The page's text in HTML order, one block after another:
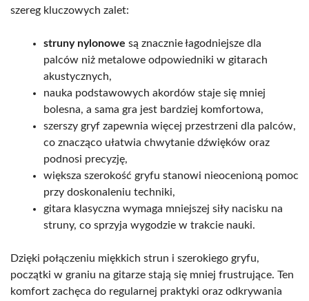
szereg kluczowych zalet:
struny nylonowe są znacznie łagodniejsze dla
palców niż metalowe odpowiedniki w gitarach
akustycznych,
nauka podstawowych akordów staje się mniej
bolesna, a sama gra jest bardziej komfortowa,
szerszy gryf zapewnia więcej przestrzeni dla palców,
co znacząco ułatwia chwytanie dźwięków oraz
podnosi precyzję,
większa szerokość gryfu stanowi nieocenioną pomoc
przy doskonaleniu techniki,
gitara klasyczna wymaga mniejszej siły nacisku na
struny, co sprzyja wygodzie w trakcie nauki.
Dzięki połączeniu miękkich strun i szerokiego gryfu,
początki w graniu na gitarze stają się mniej frustrujące. Ten
komfort zachęca do regularnej praktyki oraz odkrywania